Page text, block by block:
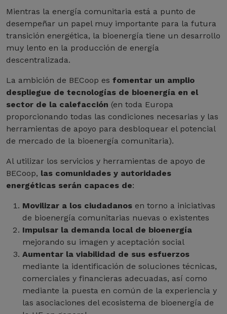
Mientras la energía comunitaria está a punto de
desempeñar un papel muy importante para la futura
transición energética, la bioenergía tiene un desarrollo
muy lento en la producción de energía
descentralizada.
La ambición de BECoop es fomentar un amplio
despliegue de tecnologías de bioenergía en el
sector de la calefacción (en toda Europa
proporcionando todas las condiciones necesarias y las
herramientas de apoyo para desbloquear el potencial
de mercado de la bioenergía comunitaria).
Al utilizar los servicios y herramientas de apoyo de
BECoop, las comunidades y autoridades
energéticas serán capaces de:
Movilizar a los ciudadanos en torno a iniciativas
de bioenergía comunitarias nuevas o existentes
Impulsar la demanda local de bioenergía
mejorando su imagen y aceptación social
Aumentar la viabilidad de sus esfuerzos
mediante la identificación de soluciones técnicas,
comerciales y financieras adecuadas, así como
mediante la puesta en común de la experiencia y
las asociaciones del ecosistema de bioenergía de